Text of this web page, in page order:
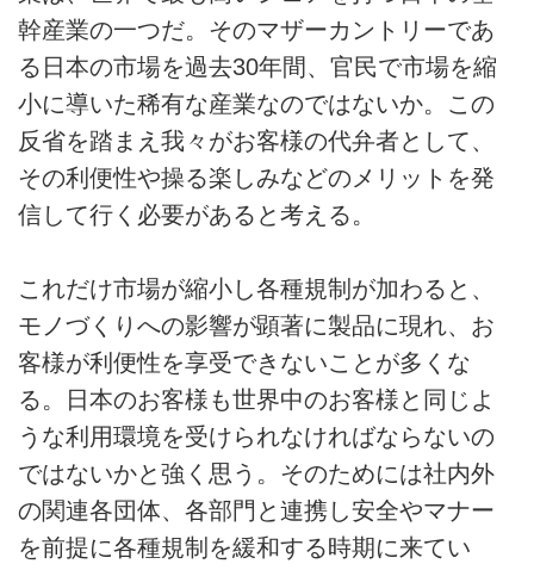
幹産業の一つだ。そのマザーカントリーであ
る日本の市場を過去30年間、官民で市場を縮
小に導いた稀有な産業なのではないか。この
反省を踏まえ我々がお客様の代弁者として、
その利便性や操る楽しみなどのメリットを発
信して行く必要があると考える。
これだけ市場が縮小し各種規制が加わると、
モノづくりへの影響が顕著に製品に現れ、お
客様が利便性を享受できないことが多くな
る。日本のお客様も世界中のお客様と同じよ
うな利用環境を受けられなければならないの
ではないかと強く思う。そのためには社内外
の関連各団体、各部門と連携し安全やマナー
を前提に各種規制を緩和する時期に来てい